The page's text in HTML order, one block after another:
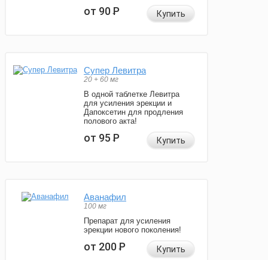
от 90Р Купить
Супер Левитра
20 + 60 мг
В одной таблетке Левитра
для усиления эрекции и
Дапоксетин для продления
полового акта!
от 95Р Купить
Аванафил
100 мг
Препарат для усиления
эрекции нового поколения!
от 200Р Купить